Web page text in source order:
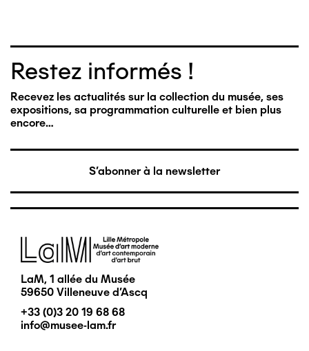
Restez informés !
Recevez les actualités sur la collection du musée, ses
expositions, sa programmation culturelle et bien plus
encore…
S'abonner à la newsletter
Image
LaM, 1 allée du Musée
59650 Villeneuve d'Ascq
+33 (0)3 20 19 68 68
info@musee-lam.fr